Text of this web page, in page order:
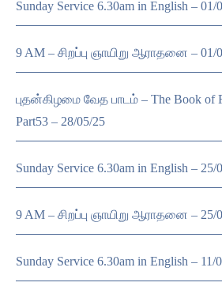
Sunday Service 6.30am in English – 01/
9 AM – சிறப்பு ஞாயிறு ஆராதனை – 01/
புதன்கிழமை வேத பாடம் – The Book of
Part53 – 28/05/25
Sunday Service 6.30am in English – 25/
9 AM – சிறப்பு ஞாயிறு ஆராதனை – 25/
Sunday Service 6.30am in English – 11/